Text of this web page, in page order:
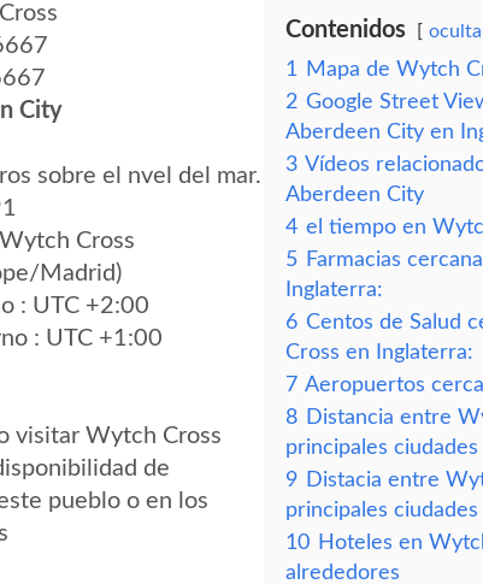
City
sobre el nvel del mar.
Cross
Madrid)
: UTC +2:00
: UTC +1:00
visitar Wytch Cross
de
pueblo o en los
Contenidos
1
Mapa de Wytch
2 Google Street
Aberdeen City en
3 Vídeos
Aberdeen City
4 el tiempo en
5 Farmacias
Inglaterra:
6 Centos de Salud
Cross en Inglaterra:
7 Aeropuertos
8 Distancia entre
principales ciudades
9 Distacia entre
principales ciudades
10 Hoteles en
alrededores